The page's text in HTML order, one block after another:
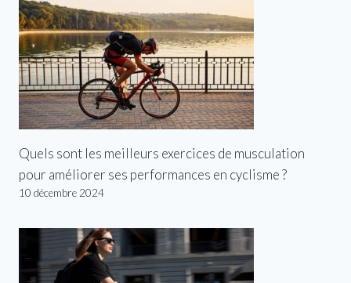
Quels sont les meilleurs exercices de musculation
pour améliorer ses performances en cyclisme ?
10 décembre 2024